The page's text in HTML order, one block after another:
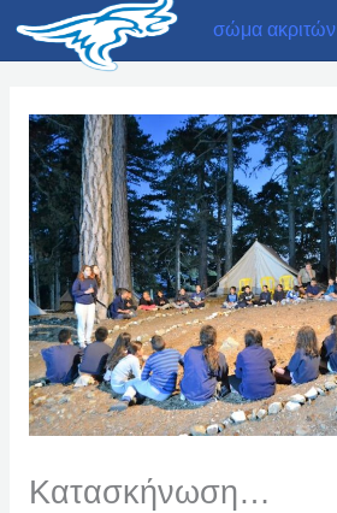
Μετάβαση
σώμα ακριτών
Κατασκήνωση…